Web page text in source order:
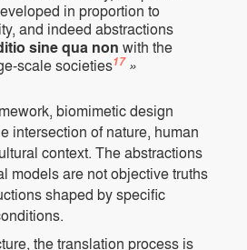
in proportion to
and indeed abstractions
sine qua non with the
scale societies17»
biomimetic design
intersection of nature, human
context. The abstractions
models are not objective truths
shaped by specific
the translation process is